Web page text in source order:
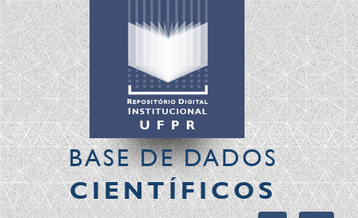
BASE DE DADOS
CIENTÍFICOS